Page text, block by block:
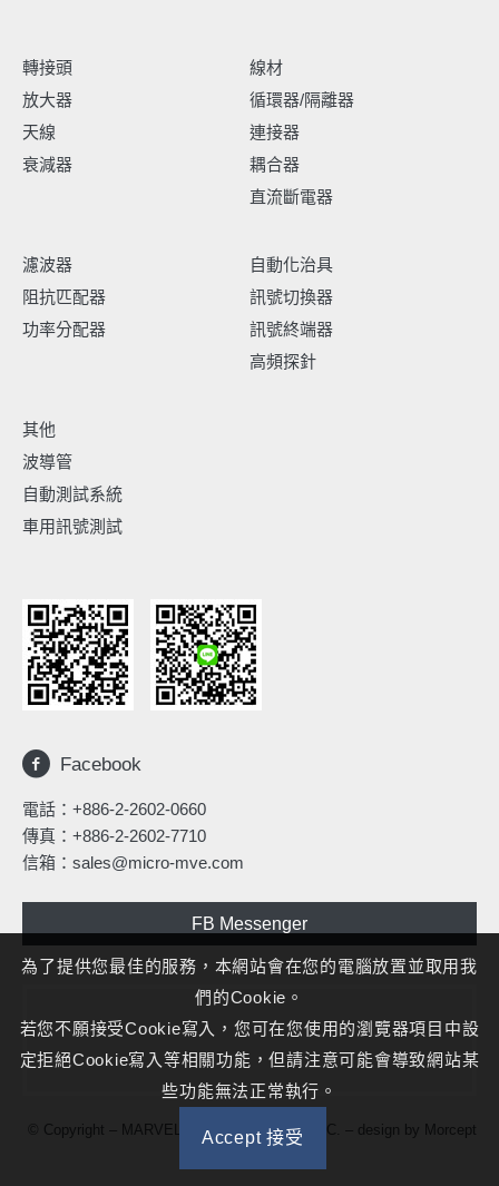
轉接頭
放大器
天線
衰減器
線材
循環器/隔離器
連接器
耦合器
直流斷電器
濾波器
阻抗匹配器
功率分配器
自動化治具
訊號切換器
訊號終端器
高頻探針
其他
波導管
自動測試系統
車用訊號測試
Facebook
電話： +886-2-2602-0660
傳真：+886-2-2602-7710
信箱： sales@micro-mve.com
FB Messenger
© Copyright – MARVELOUS MICROWAVE INC. – design by Morcept
為了提供您最佳的服務，本網站會在您的電腦放置並取用我
們的Cookie。
若您不願接受Cookie寫入，您可在您使用的瀏覽器項目中設
定拒絕Cookie寫入等相關功能，但請注意可能會導致網站某
些功能無法正常執行。
Accept 接受